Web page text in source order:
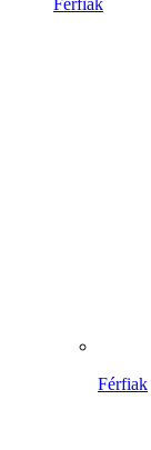
Férfiak
Férfiak